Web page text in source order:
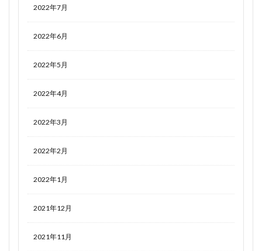
2022年7月
2022年6月
2022年5月
2022年4月
2022年3月
2022年2月
2022年1月
2021年12月
2021年11月